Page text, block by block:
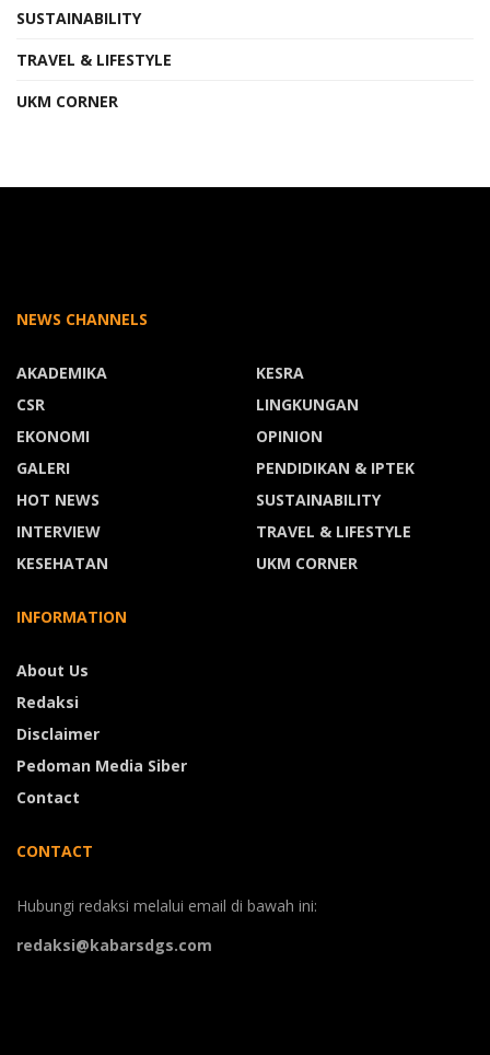
SUSTAINABILITY
TRAVEL & LIFESTYLE
UKM CORNER
NEWS CHANNELS
AKADEMIKA
CSR
EKONOMI
GALERI
HOT NEWS
INTERVIEW
KESEHATAN
KESRA
LINGKUNGAN
OPINION
PENDIDIKAN & IPTEK
SUSTAINABILITY
TRAVEL & LIFESTYLE
UKM CORNER
INFORMATION
About Us
Redaksi
Disclaimer
Pedoman Media Siber
Contact
CONTACT
Hubungi redaksi melalui email di bawah ini:
redaksi@kabarsdgs.com